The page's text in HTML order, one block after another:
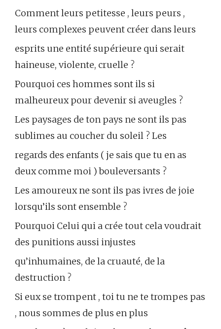
Comment leurs petitesse , leurs peurs ,
leurs complexes peuvent créer dans leurs
esprits une entité supérieure qui serait
haineuse, violente, cruelle ?
Pourquoi ces hommes sont ils si
malheureux pour devenir si aveugles ?
Les paysages de ton pays ne sont ils pas
sublimes au coucher du soleil ? Les
regards des enfants ( je sais que tu en as
deux comme moi ) bouleversants ?
Les amoureux ne sont ils pas ivres de joie
lorsqu’ils sont ensemble ?
Pourquoi Celui qui a crée tout cela voudrait
des punitions aussi injustes
qu’inhumaines, de la cruauté, de la
destruction ?
Si eux se trompent , toi tu ne te trompes pas
, nous sommes de plus en plus